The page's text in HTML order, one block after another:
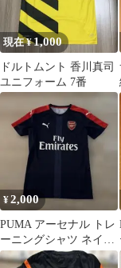
現在 ¥1,000
ドルトムント 香川真司
ユニフォーム 7番
¥2,000
PUMA アーセナル トレ
ーニングシャツ ネイビ
ー